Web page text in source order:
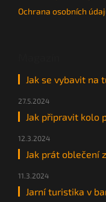
Ochrana osobních
Jak se vybavit na
27.5.2024
Jak připravit kolo
12.3.2024
Jak prát oblečení
11.3.2024
Jarní turistika v